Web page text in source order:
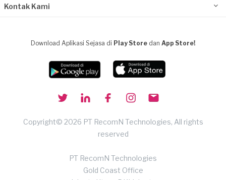
Kontak Kami
Download Aplikasi Sejasa di Play Store dan App Store!
Copyright© 2026 PT RecomN Technologies, All rights
reserved
PT RecomN Technologies
Gold Coast Office